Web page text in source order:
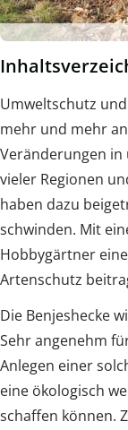
Umweltschutz
mehr und mehr
Veränderungen in
vieler Regionen
haben dazu
schwinden. Mit
Hobbygärtner
Artenschutz
Die Benjeshecke
Sehr angenehm
Anlegen einer
eine ökologisch
schaffen können.